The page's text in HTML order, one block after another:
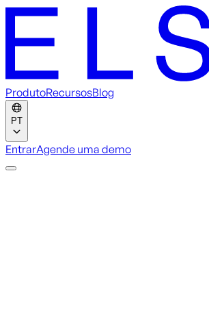
ProdutoRecursosBlog
PT
EntrarAgende uma demo